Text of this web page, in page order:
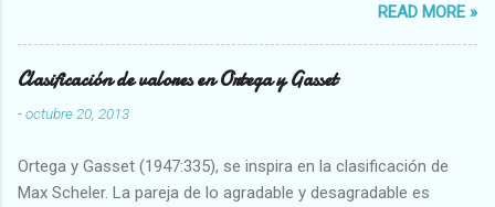
READ MORE »
Clasificación de valores en Ortega y Gasset
-octubre 20, 2013
Ortega y Gasset (1947:335), se inspira en la clasificación de
Max Scheler. La pareja de lo agradable y desagradable es